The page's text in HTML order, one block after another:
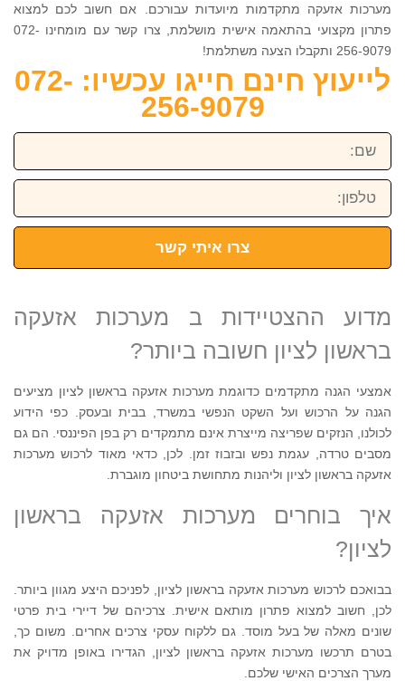
מערכות אזעקה מתקדמות מיועדות עבורכם. אם חשוב לכם למצוא
פתרון מקצועי בהתאמה אישית מושלמת, צרו קשר עם מומחינו 072-
256-9079 ותקבלו הצעה משתלמת!
לייעוץ חינם חייגו עכשיו: 072-
256-9079
שם:
טלפון:
צרו איתי קשר
מדוע ההצטיידות ב מערכות אזעקה
בראשון לציון חשובה ביותר?
אמצעי הגנה מתקדמים כדוגמת מערכות אזעקה בראשון לציון מציעים
הגנה על הרכוש ועל השקט הנפשי במשרד, בבית ובעסק. כפי הידוע
לכולנו, הנזקים שפריצה מייצרת אינם מתמקדים רק בפן הפיננסי. הם גם
מסבים טרדה, עגמת נפש ובזבוז זמן. לכן, כדאי מאוד לרכוש מערכות
אזעקה בראשון לציון וליהנות מתחושת ביטחון מוגברת.
איך בוחרים מערכות אזעקה בראשון
לציון?
בבואכם לרכוש מערכות אזעקה בראשון לציון, לפניכם היצע מגוון ביותר.
לכן, חשוב למצוא פתרון מותאם אישית. צרכיהם של דיירי בית פרטי
שונים מאלה של בעל מוסד. גם ללקוח עסקי צרכים אחרים. משום כך,
בטרם תרכשו מערכות אזעקה בראשון לציון, הגדירו באופן מדויק את
מערך הצרכים האישי שלכם.